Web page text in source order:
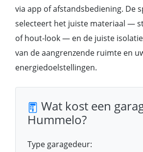
via app of afstandsbediening. De
selecteert het juiste materiaal —
of hout-look — en de juiste
van de aangrenzende ruimte en
energiedoelstellingen.
Wat kost een
Hummelo?
Type garagedeur: